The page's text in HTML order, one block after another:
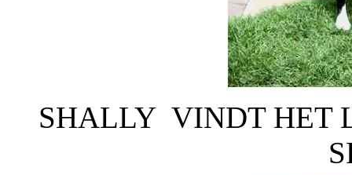
SHALLY VINDT HET